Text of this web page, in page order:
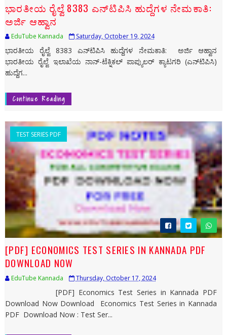
ಭಾರತೀಯ ರೈಲ್ವೆ 8383 ಎನ್‌ಟಿಪಿಸಿ ಹುದ್ದೆಗಳ ನೇಮಕಾತಿ:
ಅರ್ಜಿ ಆಹ್ವಾನ
EduTube Kannada Saturday, October 19, 2024
ಭಾರತೀಯ ರೈಲ್ವೆ 8383 ಎನ್‌ಟಿಪಿಸಿ ಹುದ್ದೆಗಳ ನೇಮಕಾತಿ: ಅರ್ಜಿ ಆಹ್ವಾನ
ಭಾರತೀಯ ರೈಲ್ವೆ ಇಲಾಖೆಯ ನಾನ್-ಟೆಕ್ನಿಕಲ್ ಪಾಪ್ಯುಲರ್ ಕ್ಯಾಟಗರಿ (ಎನ್‌ಟಿಪಿಸಿ)
ಹುದ್ದೆಗ...
Continue Reading
TEST SERIES PDF
[PDF] ECONOMICS TEST SERIES IN KANNADA PDF
DOWNLOAD NOW
EduTube Kannada Thursday, October 17, 2024
[PDF] Economics Test Series in Kannada PDF
Download Now Download Economics Test Series in Kannada
PDF Download Now : Test Ser...